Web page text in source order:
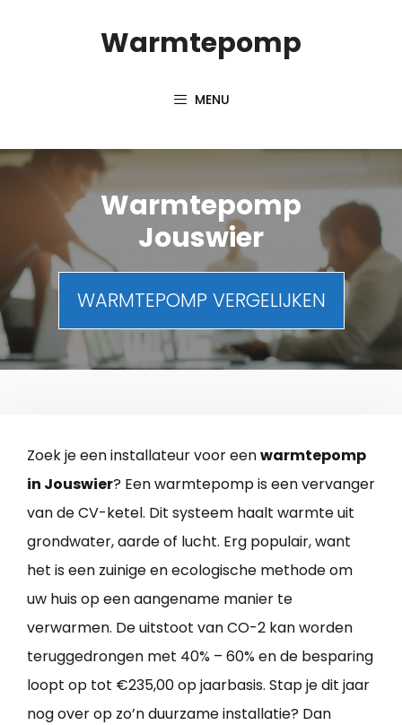
Warmtepomp
MENU
Warmtepomp
Jouswier
WARMTEPOMP VERGELIJKEN
Zoek je een installateur voor eenwarmtepomp
in Jouswier? Een warmtepomp is een vervanger
van de CV-ketel. Dit systeem haalt warmte uit
grondwater, aarde of lucht. Erg populair, want
het is een zuinige en ecologische methode om
uw huis op een aangename manier te
verwarmen. De uitstoot van CO-2 kan worden
teruggedrongen met 40% – 60% en de besparing
loopt op tot €235,00 op jaarbasis. Stap je dit jaar
nog over op zo’n duurzame installatie? Dan